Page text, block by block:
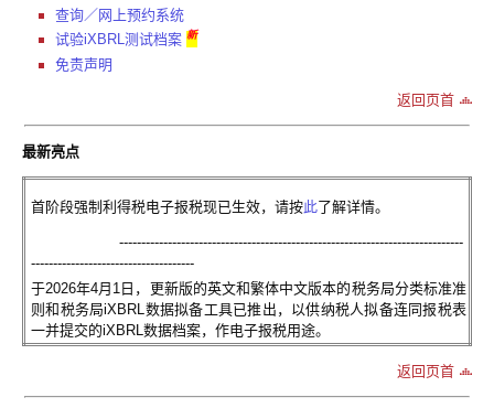
查询／网上预约系统
试验iXBRL测试档案 新
免责声明
返回页首
最新亮点
首阶段强制利得税电子报税现已生效，请按此了解详情。
------------------------------------------------------------------------------
-------------------------------------
于2026年4月1日，更新版的英文和繁体中文版本的税务局分类标准准
则和税务局iXBRL数据拟备工具已推出，以供纳税人拟备连同报税表
一并提交的iXBRL数据档案，作电子报税用途。
返回页首